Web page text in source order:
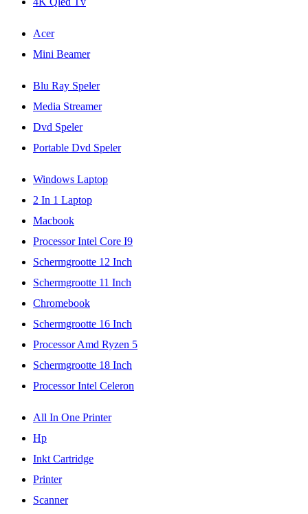
Acer
Mini Beamer
Blu Ray Speler
Media Streamer
Dvd Speler
Portable Dvd Speler
Windows Laptop
2 In 1 Laptop
Macbook
Processor Intel Core I9
Schermgrootte 12 Inch
Schermgrootte 11 Inch
Chromebook
Schermgrootte 16 Inch
Processor Amd Ryzen 5
Schermgrootte 18 Inch
Processor Intel Celeron
All In One Printer
Hp
Inkt Cartridge
Printer
Scanner